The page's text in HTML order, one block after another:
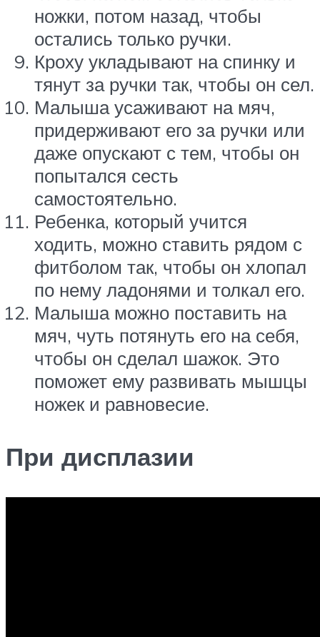
ножки, потом назад, чтобы
остались только ручки.
Кроху укладывают на спинку и
тянут за ручки так, чтобы он сел.
Малыша усаживают на мяч,
придерживают его за ручки или
даже опускают с тем, чтобы он
попытался сесть
самостоятельно.
Ребенка, который учится
ходить, можно ставить рядом с
фитболом так, чтобы он хлопал
по нему ладонями и толкал его.
Малыша можно поставить на
мяч, чуть потянуть его на себя,
чтобы он сделал шажок. Это
поможет ему развивать мышцы
ножек и равновесие.
При дисплазии